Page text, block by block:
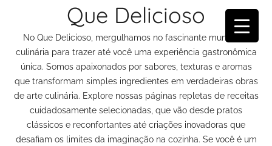
conteúdo
Que Delicioso
No Que Delicioso, mergulhamos no fascinante mundo da
culinária para trazer até você uma experiência gastronômica
única. Somos apaixonados por sabores, texturas e aromas
que transformam simples ingredientes em verdadeiras obras
de arte culinária. Explore nossas páginas repletas de receitas
cuidadosamente selecionadas, que vão desde pratos
clássicos e reconfortantes até criações inovadoras que
desafiam os limites da imaginação na cozinha. Se você é um